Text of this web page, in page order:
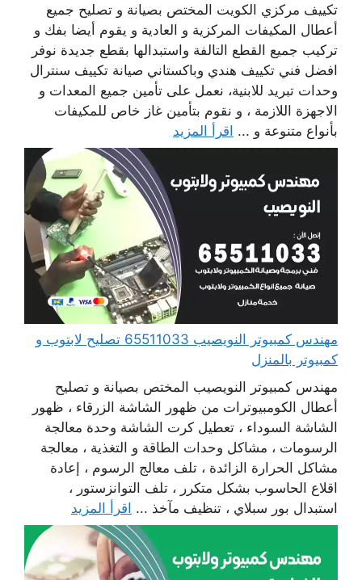
تكييف مركزي الكويت المختص بصيانة و تصليح جميع
أعطال المكيفات المركزية و العادية و يقوم أيضا بفك و
تركيب جميع القطع التالفة واستبدالها بقطع جديدة نوفر
افضل فني تكييف هندي وباكستاني صيانة تكييف سنترال
وحدات تبريد للابنية، نعمل على تأمين جميع المعدات و
الاجهزة اللازمة ، و نقوم بتأمين غاز خاص للمكيفات
بأنواع متنوعة و ... اقرأ المزيد
مهندس كمبيوتر النويصيب 65511033 تصليح لابتوب و
كمبيوتر بالمنزل
مهندس كمبيوتر النويصيب المختص بصيانة و تصليح
أعطال الكومبيوترات من ظهور الشاشة الزرقاء ، ظهور
الشاشة السوداء ، تعطيل كرت الشاشة وحدة معالجة
الرسومات ، مشاكل وحدات الطاقة و التغذية ، معالجة
مشاكل الحرارة الزائدة ، تلف معالج الرسوم ، إعادة
اقلاع الحاسوب بشكل متكرر ، تلف التوانزستور ،
استبدال بور سبلاي ، تنظيف مآخذ ... اقرأ المزيد